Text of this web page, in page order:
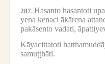
287. Hasanto hasantoti
yena kenaci ākārena
pakāsento vadati,
Kāyacittatoti
samuṭṭhāti.